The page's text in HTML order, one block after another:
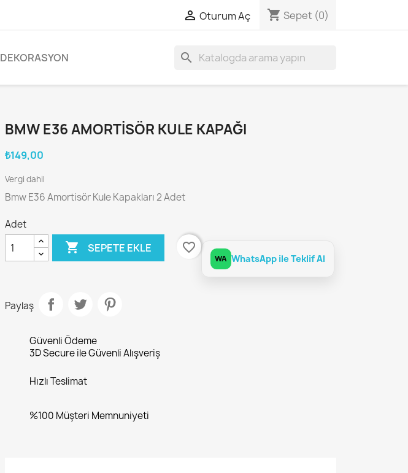
 Oturum Aç shopping_cart Sepet (0)
DEKORASYON search
BMW E36 AMORTISÖR KULE KAPAĞI
₺149,00
Vergi dahil
Bmw E36 Amortisör Kule Kapakları 2 Adet
Adet
 SEPETE EKLE favorite_border
WA WhatsApp ile Teklif Al
Paylaş
Güvenli Ödeme
3D Secure ile Güvenli Alışveriş
Hızlı Teslimat
%100 Müşteri Memnuniyeti